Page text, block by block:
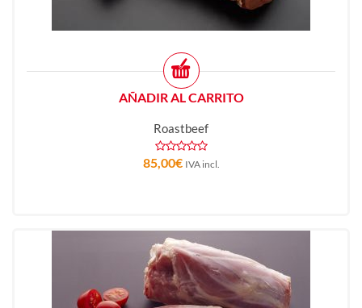
AÑADIR AL CARRITO
Roastbeef
85,00€ IVA incl.